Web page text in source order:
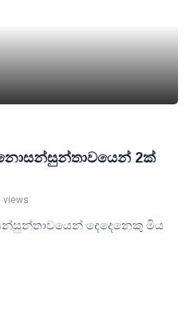
2ක්
views
දෙදෙනෙකු ‍මිය